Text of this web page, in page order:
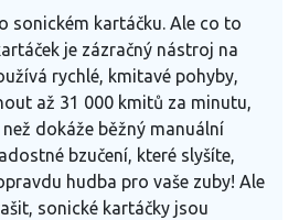
sonickém kartáčku. Ale co to
je zázračný nástroj na
rychlé, kmitavé pohyby,
až 31 000 kmitů za minutu,
dokáže běžný manuální
bzučení, které slyšíte,
hudba pro vaše zuby! Ale
sonické kartáčky jsou